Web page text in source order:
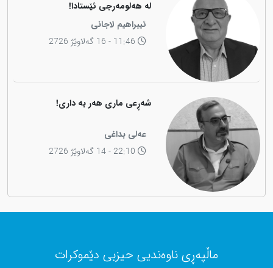
لە هەلومەرجی ئێستادا!
ئیبراهیم لاجانی
شەڕعی ماری هەر بە داری!
عەلی بداغی
ماڵپەڕی ناوەندیی حیزبی دێموکرات